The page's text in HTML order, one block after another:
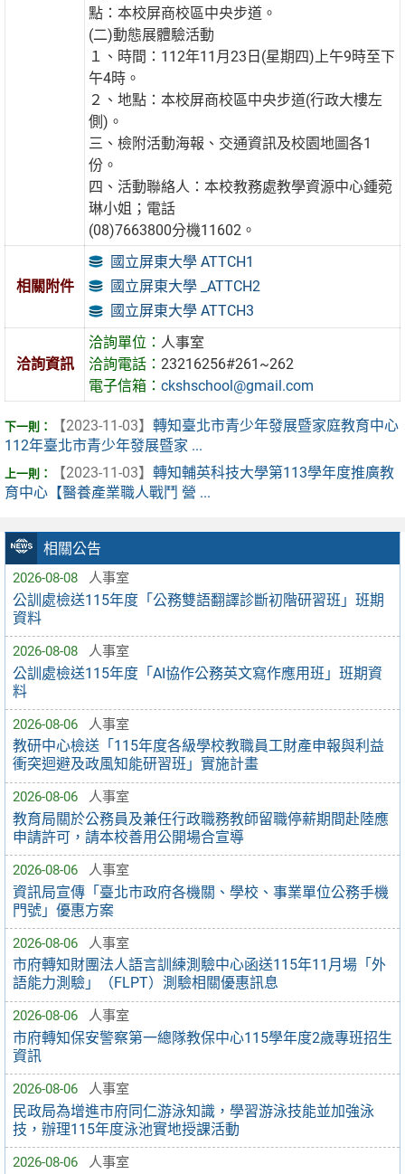
相關公告
2026-08-08 人事室
公訓處檢送115年度「公務雙語翻譯診斷初階研習班」班期
資料
2026-08-08 人事室
公訓處檢送115年度「AI協作公務英文寫作應用班」班期資
料
2026-08-06 人事室
教研中心檢送「115年度各級學校教職員工財產申報與利益
衝突迴避及政風知能研習班」實施計畫
2026-08-06 人事室
教育局關於公務員及兼任行政職務教師留職停薪期間赴陸應
申請許可，請本校善用公開場合宣導
2026-08-06 人事室
資訊局宣傳「臺北市政府各機關、學校、事業單位公務手機
門號」優惠方案
2026-08-06 人事室
市府轉知財團法人語言訓練測驗中心函送115年11月場「外
語能力測驗」（FLPT）測驗相關優惠訊息
2026-08-06 人事室
市府轉知保安警察第一總隊教保中心115學年度2歲專班招生
資訊
2026-08-06 人事室
民政局為增進市府同仁游泳知識，學習游泳技能並加強泳
技，辦理115年度泳池實地授課活動
2026-08-06 人事室
點：本校屏商校區中央步道。
(二)動態展體驗活動
１、時間：112年11月23日(星期四)上午9時至下
午4時。
２、地點：本校屏商校區中央步道(行政大樓左
側)。
三、檢附活動海報、交通資訊及校園地圖各1
份。
四、活動聯絡人：本校教務處教學資源中心鍾菀
琳小姐；電話
(08)7663800分機11602。
相關附件
國立屏東大學 ATTCH1
國立屏東大學 _ATTCH2
國立屏東大學 ATTCH3
洽詢資訊
洽詢單位： 人事室
洽詢電話：23216256#261~262
電子信箱：ckshschool@gmail.com
【2023-11-03】 轉知臺北市青少年發展暨家庭教育中心
112年臺北市青少年發展暨家 ...
【2023-11-03】 轉知輔英科技大學第113學年度推廣教
育中心【醫養產業職人戰鬥 營 ...